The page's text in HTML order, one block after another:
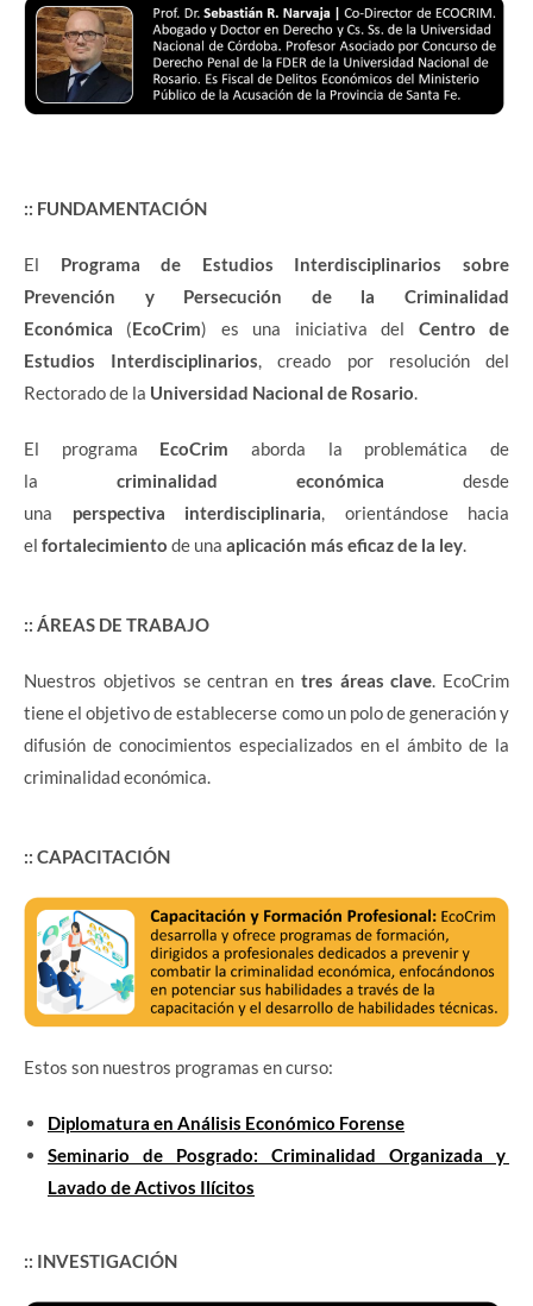
:: FUNDAMENTACIÓN
El Programa de Estudios Interdisciplinarios sobre
Prevención y Persecución de la Criminalidad
Económica (EcoCrim) es una iniciativa del Centro de
Estudios Interdisciplinarios, creado por resolución del
Rectorado de la Universidad Nacional de Rosario.
El programa EcoCrim aborda la problemática de
la criminalidad económica desde
una perspectiva interdisciplinaria, orientándose hacia
el fortalecimiento de una aplicación más eficaz de la ley.
:: ÁREAS DE TRABAJO
Nuestros objetivos se centran en tres áreas clave. EcoCrim
tiene el objetivo de establecerse como un polo de generación y
difusión de conocimientos especializados en el ámbito de la
criminalidad económica.
:: CAPACITACIÓN
Estos son nuestros programas en curso:
Diplomatura en Análisis Económico Forense
Seminario de Posgrado: Criminalidad Organizada y
Lavado de Activos Ilícitos
:: INVESTIGACIÓN